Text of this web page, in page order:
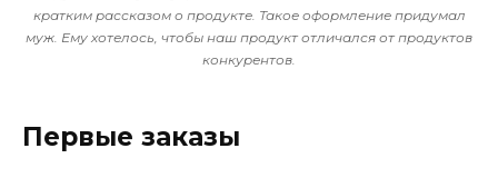
кратким рассказом о продукте. Такое оформление придумал
муж. Ему хотелось, чтобы наш продукт отличался от продуктов
конкурентов.
Первые заказы